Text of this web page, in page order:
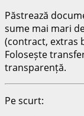
Păstrează
sume mai mari
(contract, extras
Folosește
transparență.
Pe scurt: